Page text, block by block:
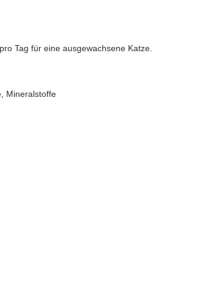
Tag für eine ausgewachsene Katze.
Mineralstoffe